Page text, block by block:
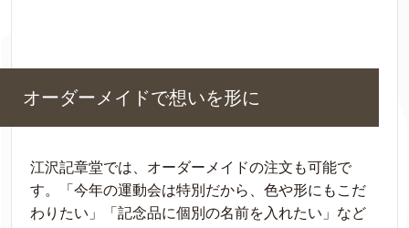
オーダーメイドで想いを形に
江沢記章堂では、オーダーメイドの注文も可能で
す。「今年の運動会は特別だから、色や形にもこだ
わりたい」「記念品に個別の名前を入れたい」など